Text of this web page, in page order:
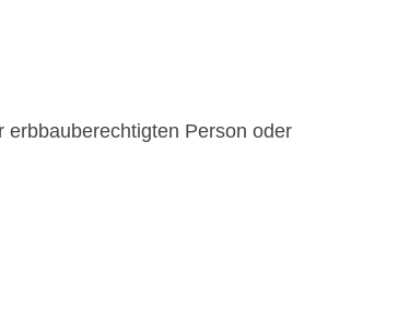
erbbauberechtigten Person oder